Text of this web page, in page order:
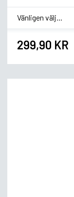
* Smakvariant
299,90 KR